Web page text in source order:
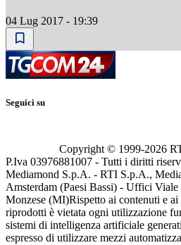
04 Lug 2017 - 19:39
Seguici su
Copyright © 1999-2026
P.Iva 03976881007 - Tutti i diritti
Mediamond S.p.A. - RTI S.p.A.,
Amsterdam (Paesi Bassi) - Uffici
Monzese (MI)Rispetto ai contenuti e
riprodotti è vietata ogni utilizzazione
sistemi di intelligenza artificiale
espresso di utilizzare mezzi